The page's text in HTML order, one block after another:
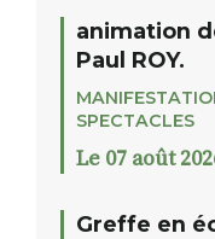
animation
Paul ROY.
SPECTACLES
Le 07 août
Greffe en